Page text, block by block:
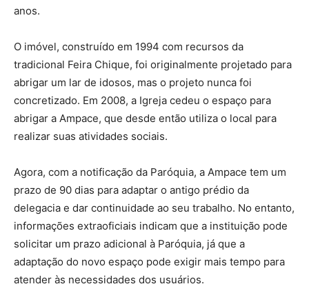
anos.
O imóvel, construído em 1994 com recursos da
tradicional Feira Chique, foi originalmente projetado para
abrigar um lar de idosos, mas o projeto nunca foi
concretizado. Em 2008, a Igreja cedeu o espaço para
abrigar a Ampace, que desde então utiliza o local para
realizar suas atividades sociais.
Agora, com a notificação da Paróquia, a Ampace tem um
prazo de 90 dias para adaptar o antigo prédio da
delegacia e dar continuidade ao seu trabalho. No entanto,
informações extraoficiais indicam que a instituição pode
solicitar um prazo adicional à Paróquia, já que a
adaptação do novo espaço pode exigir mais tempo para
atender às necessidades dos usuários.